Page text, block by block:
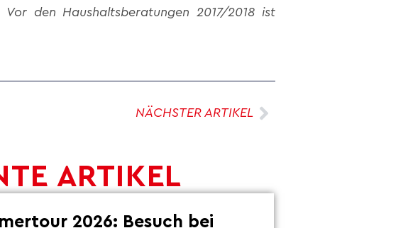
den Haushaltsberatungen 2017/2018 ist
NÄCHSTER ARTIKEL
ARTIKEL
2026: Besuch bei